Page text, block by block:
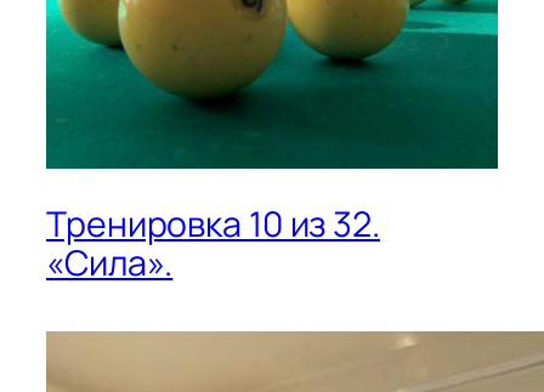
Тренировка 10 из 32.
«Сила».